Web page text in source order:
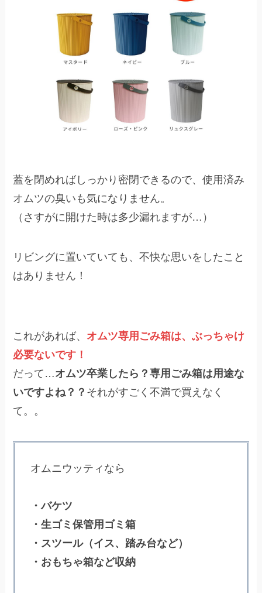
蓋を閉めればしっかり密閉できるので、使用済み
オムツの臭いも気になりません。
（さすがに開けた時は多少漏れますが…）
リビングに置いていても、不快な思いをしたこと
はありません！
これがあれば、 オムツ専用ごみ箱は、ぶっちゃけ
必要ないです！
だって…オムツ卒業したら？専用ごみ箱は用途な
いですよね？？ それがすごく不満で買えなく
て。。
オムニウッティなら
・バケツ
・生ゴミ保管用ゴミ箱
・スツール（イス、踏み台など）
・おもちゃ箱など収納